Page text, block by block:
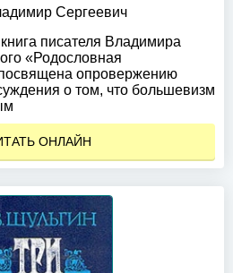
Сергеевич
писателя Владимира
«Родословная
опровержению
о том, что большевизм
ОНЛАЙН